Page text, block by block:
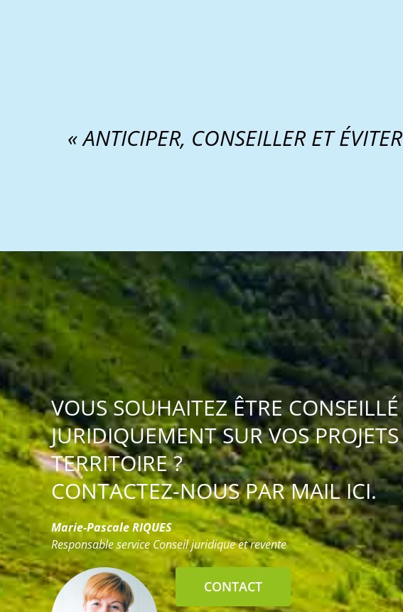
« ANTICIPER, CONSEILLER ET
VOUS SOUHAITEZ ÊTRE CONSEILLÉ
JURIDIQUEMENT SUR VOS
TERRITOIRE ?
CONTACTEZ-NOUS PAR MAIL ICI.
Marie-Pascale RIQUES
Responsable service Conseil juridique et revente
CONTACT